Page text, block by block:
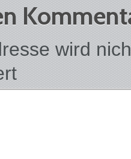
wird